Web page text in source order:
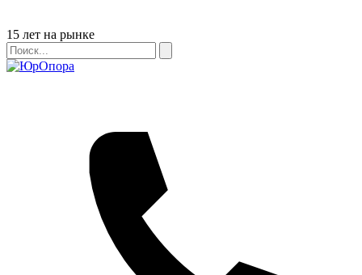
Бейдж
15 лет на рынке
Поиск
Поиск